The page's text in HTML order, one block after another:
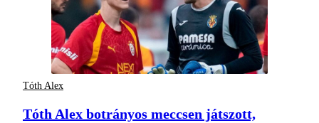
Tóth Alex
Tóth Alex botrányos meccsen játszott,